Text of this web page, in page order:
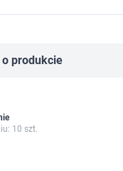
produkcie
10 szt.